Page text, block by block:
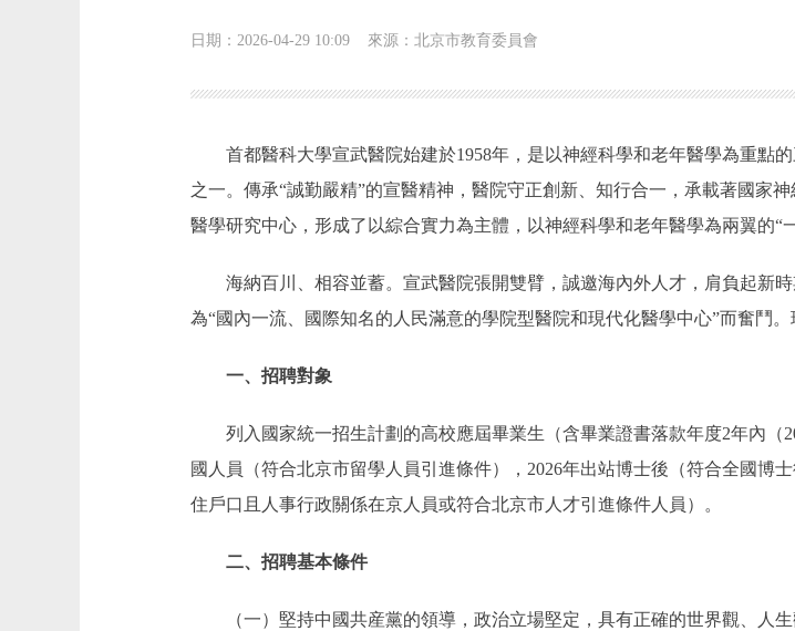
日期：2026-04-29 10:09 來源：北京市教育委員會
首都醫科大學宣武醫院始建於1958年，是以神經科學和老年醫學為重點
之一。傳承“誠勤嚴精”的宣醫精神，醫院守正創新、知行合一，承載著國家
醫學研究中心，形成了以綜合實力為主體，以神經科學和老年醫學為兩翼的“
海納百川、相容並蓄。宣武醫院張開雙臂，誠邀海內外人才，肩負起新
為“國內一流、國際知名的人民滿意的學院型醫院和現代化醫學中心”而奮鬥。
一、招聘對象
列入國家統一招生計劃的高校應屆畢業生（含畢業證書落款年度2年內（
國人員（符合北京市留學人員引進條件），2026年出站博士後（符合全國博
住戶口且人事行政關係在京人員或符合北京市人才引進條件人員）。
二、招聘基本條件
（一）堅持中國共産黨的領導，政治立場堅定，具有正確的世界觀、人生